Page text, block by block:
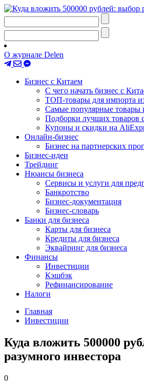
О журнале Delen
Бизнес с Китаем
С чего начать бизнес с
ТОП-товары для импорта
Самые популярные товары
Подборки лучших товаров
Купоны и скидки на
Онлайн-бизнес
Бизнес на партнерских
Бизнес-идеи
Трейдинг
Нюансы бизнеса
Сервисы и услуги для
Банкротство
Бизнес-документация
Бизнес-словарь
Банки для бизнеса
Карты для бизнеса
Кредиты для бизнеса
Эквайринг для бизнеса
Финансы
Инвестиции
Кэшбэк
Рефинансирование
Налоги
Главная
Инвестиции
Куда вложить 500000
разумного инвестора
0